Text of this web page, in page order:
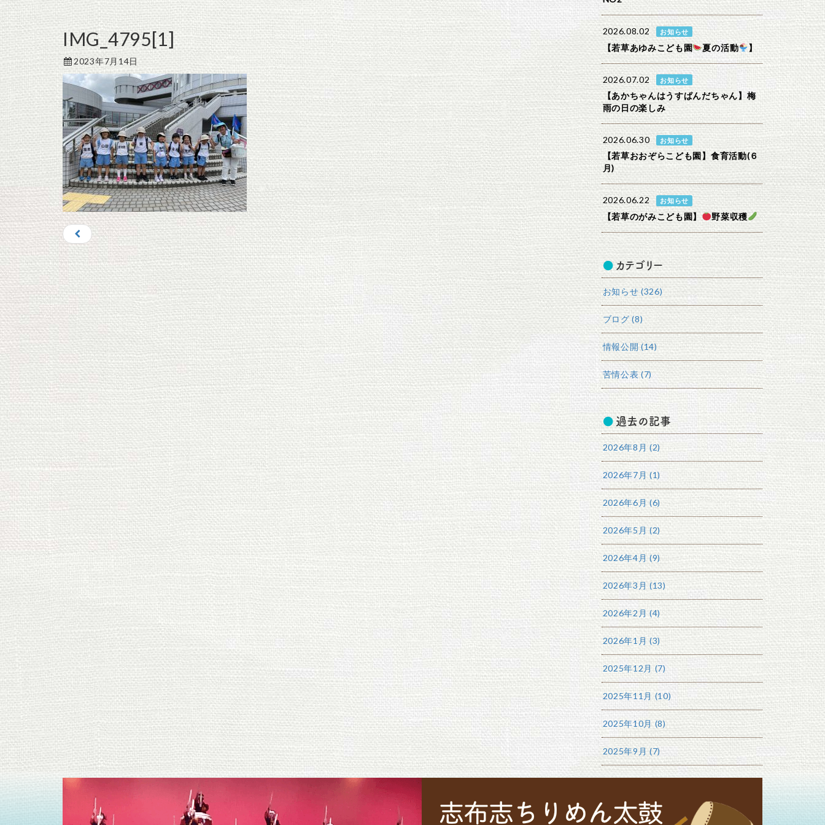
IMG_4795[1]
2023年7月14日
2026.08.02 お知らせ
【若草あゆみこども園 夏の活動 】
2026.07.02 お知らせ
【あかちゃんはうすぱんだちゃん】梅
雨の日の楽しみ
2026.06.30 お知らせ
【若草おおぞらこども園】食育活動(６
月)
2026.06.22 お知らせ
【若草のがみこども園】 野菜収穫
カテゴリー
お知らせ (326)
ブログ (8)
情報公開 (14)
苦情公表 (7)
過去の記事
2026年8月 (2)
2026年7月 (1)
2026年6月 (6)
2026年5月 (2)
2026年4月 (9)
2026年3月 (13)
2026年2月 (4)
2026年1月 (3)
2025年12月 (7)
2025年11月 (10)
2025年10月 (8)
2025年9月 (7)